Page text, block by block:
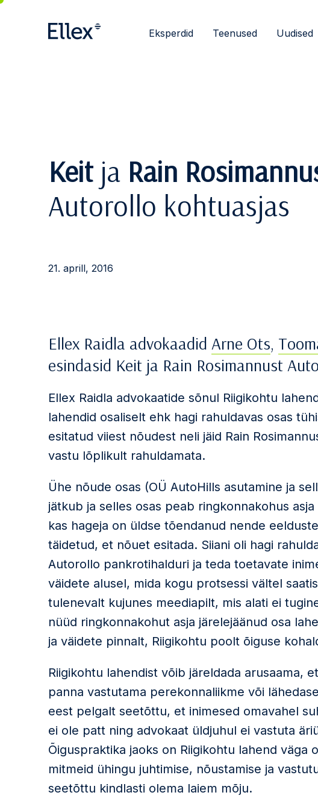
Eksperdid Teenused Uudised
Keit ja Rain
Autorollo kohtuasjas
21. aprill, 2016
Ellex Raidla advokaadid Arne Ots,
esindasid Keit ja Rain Rosimannust
Ellex Raidla advokaatide sõnul Riigikohtu
lahendid osaliselt ehk hagi rahuldavas osas
esitatud viiest nõudest neli jäid Rain
vastu lõplikult rahuldamata.
Ühe nõude osas (OÜ AutoHills asutamine ja
jätkub ja selles osas peab ringkonnakohus
kas hageja on üldse tõendanud nende
täidetud, et nõuet esitada. Siiani oli hagi
Autorollo pankrotihalduri ja teda toetavate
väidete alusel, mida kogu protsessi vältel
tulenevalt kujunes meediapilt, mis alati ei
nüüd ringkonnakohut asja järelejäänud osa
ja väidete pinnalt, Riigikohtu poolt õiguse
Riigikohtu lahendist võib järeldada arusaama,
panna vastutama perekonnaliikme või
eest pelgalt seetõttu, et inimesed omavahel
ei ole patt ning advokaat üldjuhul ei vastuta
Õiguspraktika jaoks on Riigikohtu lahend väga
mitmeid ühingu juhtimise, nõustamise ja
seetõttu kindlasti olema laiem mõju.